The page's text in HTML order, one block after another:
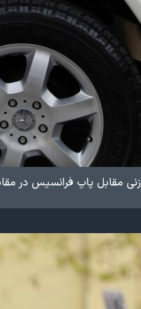
زنی مقابل پاپ فرانسیس در